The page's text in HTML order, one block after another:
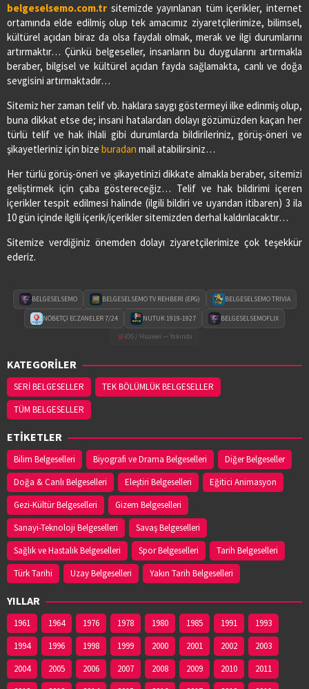
belgeselsemo.com.tr sitemizde yayınlanan tüm içerikler, internet
ortamında elde edilmiş olup tek amacımız ziyaretçilerimize, bilimsel,
kültürel açıdan biraz da olsa faydalı olmak, merak ve ilgi durumlarını
artırmaktır… Çünkü belgeseller, insanların bu duygularını artırmakla
beraber, bilgisel ve kültürel açıdan fayda sağlamakta, canlı ve doğa
sevgisini artırmaktadır…
Sitemiz her zaman telif vb. haklara saygı göstermeyi ilke edinmiş olup,
buna dikkat etse de; insani hatalardan dolayı gözümüzden kaçan her
türlü telif ve hak ihlali gibi durumlarda bildirileriniz, görüş-öneri ve
şikayetleriniz için bize buradan mail atabilirsiniz…
Her türlü görüş-öneri ve şikayetinizi dikkate almakla beraber, sitemizi
geliştirmek için çaba göstereceğiz… Telif ve hak bildirimi içeren
içerikler tespit edilmesi halinde (ilgili bildiri ve uyarıdan itibaren) 3 ila
10 gün içinde ilgili içerik/içerikler sitemizden derhal kaldırılacaktır…
Sitemize verdiğiniz önemden dolayı ziyaretçilerimize çok teşekkür
ederiz.
BELGESELSEMO BELGESELSEMO TV REHBERİ (EPG) BELGESELSEMO TRIVIA
NÖBETÇİ ECZANELER 7/24 NUTUK 1919-1927
BELGESELSEMOFLIX
iOS / Huawei — Yakında
KATEGORİLER
SERİ BELGESELLER
TEK BÖLÜMLÜK BELGESELLER
TÜM BELGESELLER
ETİKETLER
Bilim Belgeselleri Biyografi ve Drama Belgeselleri
Diğer Belgeseller
Doğa & Canlı Belgeselleri
Eleştiri Belgeselleri
Eğitici Animasyon
Gezi-Kültür Belgeselleri
Gizem Belgeselleri
Sanayi-Teknoloji Belgeselleri
Savaş Belgeselleri
Sağlık ve Hastalık Belgeselleri
Spor Belgeselleri
Tarih Belgeselleri
Türk Tarihi
Uzay Belgeselleri Yakın Tarih Belgeselleri
YILLAR
1961 1964 1976 1978 1980 1985 1991
1993
1994
1996 1998 1999 2000 2001 2002
2003
2004
2005 2006 2007 2008 2009 2010
2011